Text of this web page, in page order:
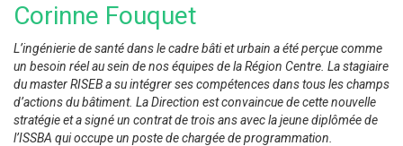
Corinne Fouquet
L’ingénierie de santé dans le cadre bâti et urbain a été perçue comme
un besoin réel au sein de nos équipes de la Région Centre. La stagiaire
du master RISEB a su intégrer ses compétences dans tous les champs
d’actions du bâtiment. La Direction est convaincue de cette nouvelle
stratégie et a signé un contrat de trois ans avec la jeune diplômée de
l’ISSBA qui occupe un poste de chargée de programmation.